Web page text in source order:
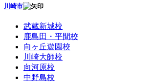
川崎市
武蔵新城校
鹿島田・平間校
向ヶ丘遊園校
川崎大師校
向河原校
中野島校